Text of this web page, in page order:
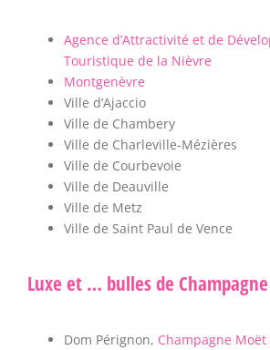
Agence d’Attractivité et de
Touristique de la Nièvre
Montgenèvre
Ville d’Ajaccio
Ville de Chambery
Ville de Charleville-Mézières
Ville de Courbevoie
Ville de Deauville
Ville de Metz
Ville de Saint Paul de Vence
Luxe et … bulles de Champagne
Dom Pérignon, Champagne